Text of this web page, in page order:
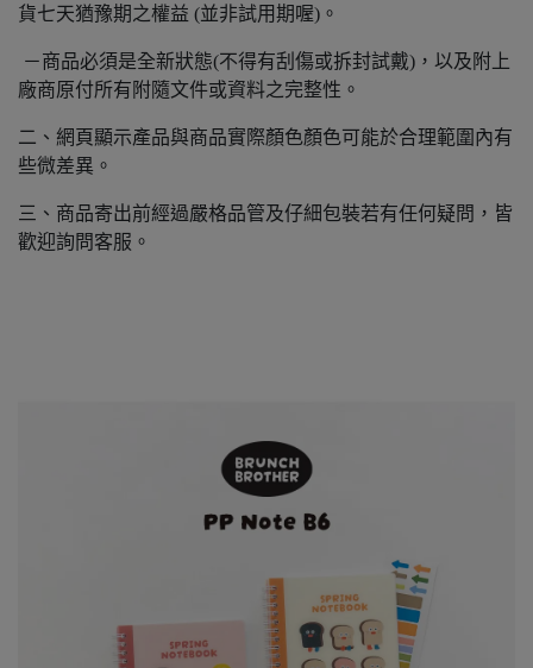
貨七天猶豫期之權益 (並非試用期喔)。
－商品必須是全新狀態(不得有刮傷或拆封試戴)，以及附上
廠商原付所有附隨文件或資料之完整性。
二、網頁顯示產品與商品實際顏色顏色可能於合理範圍內有
些微差異。
三、商品寄出前經過嚴格品管及仔細包裝若有任何疑問，皆
歡迎詢問客服。